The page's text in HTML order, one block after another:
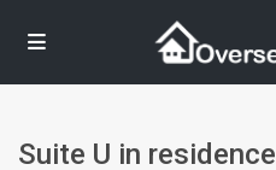
Suite U in residence